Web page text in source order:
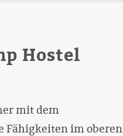
Hostel
mit dem
Fähigkeiten im oberen